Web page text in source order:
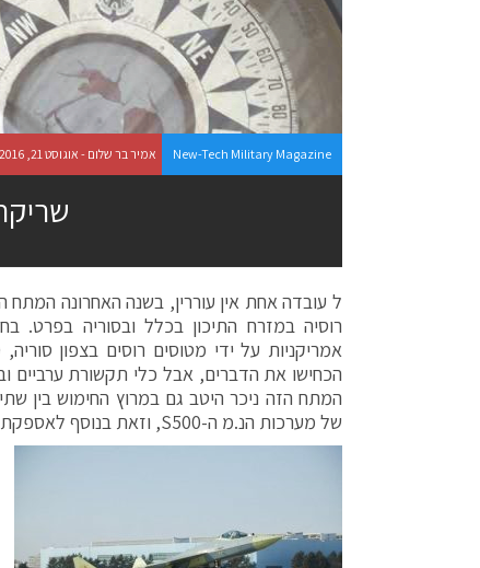
New-Tech Military Magazine אמיר בר שלום - אוגוסט 21, 2016
ל עובדה אחת אין עוררין, בשנה האחרונה
רוסיה במזרח התיכון בכלל ובסוריה בפרט.
אמריקניות על ידי מטוסים רוסים בצפון
הכחישו את הדברים, אבל כלי תקשורת ערביים
המתח הזה ניכר היטב גם במרוץ החימוש בין
של מערכות הנ.מ ה-S500, וזאת בנוסף לאספקת מערכת ה-S300 לאיראן.